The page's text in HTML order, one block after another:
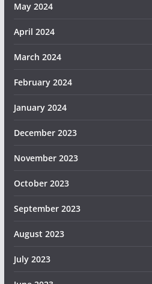
May 2024
April 2024
March 2024
February 2024
January 2024
December 2023
November 2023
October 2023
September 2023
August 2023
July 2023